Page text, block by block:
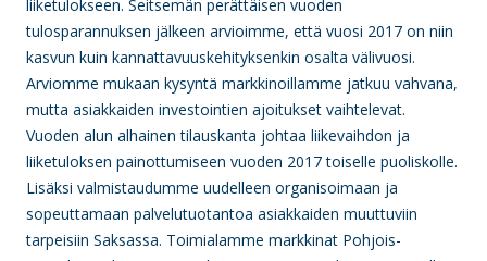
liiketulokseen. Seitsemän perättäisen vuoden
tulosparannuksen jälkeen arvioimme, että vuosi 2017 on niin
kasvun kuin kannattavuuskehityksenkin osalta välivuosi.
Arviomme mukaan kysyntä markkinoillamme jatkuu vahvana,
mutta asiakkaiden investointien ajoitukset vaihtelevat.
Vuoden alun alhainen tilauskanta johtaa liikevaihdon ja
liiketuloksen painottumiseen vuoden 2017 toiselle puoliskolle.
Lisäksi valmistaudumme uudelleen organisoimaan ja
sopeuttamaan palvelutuotantoa asiakkaiden muuttuviin
tarpeisiin Saksassa. Toimialamme markkinat Pohjois-